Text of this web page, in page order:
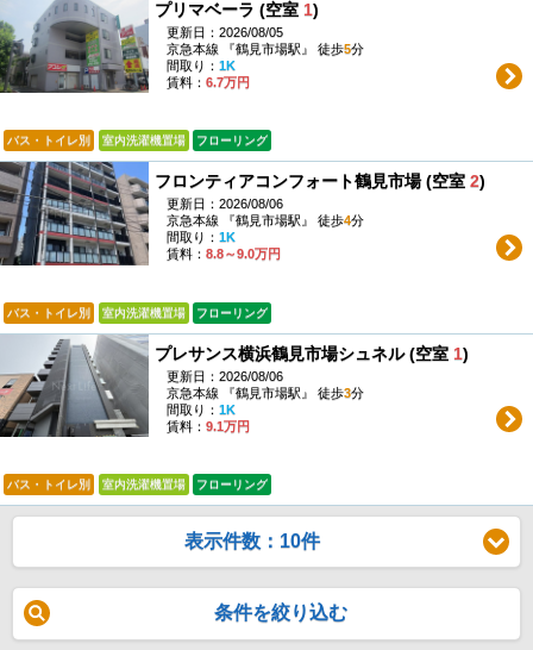
プリマベーラ (空室 1)
更新日：2026/08/05
京急本線 『鶴見市場駅』 徒歩5分
間取り： 1K
賃料： 6.7万円
バス・トイレ別 室内洗濯機置場 フローリング
フロンティアコンフォート鶴見市場 (空室 2)
更新日：2026/08/06
京急本線 『鶴見市場駅』 徒歩4分
間取り： 1K
賃料： 8.8～9.0万円
バス・トイレ別 室内洗濯機置場 フローリング
プレサンス横浜鶴見市場シュネル (空室 1)
更新日：2026/08/06
京急本線 『鶴見市場駅』 徒歩3分
間取り： 1K
賃料： 9.1万円
バス・トイレ別 室内洗濯機置場 フローリング
表示件数：10件
条件を絞り込む